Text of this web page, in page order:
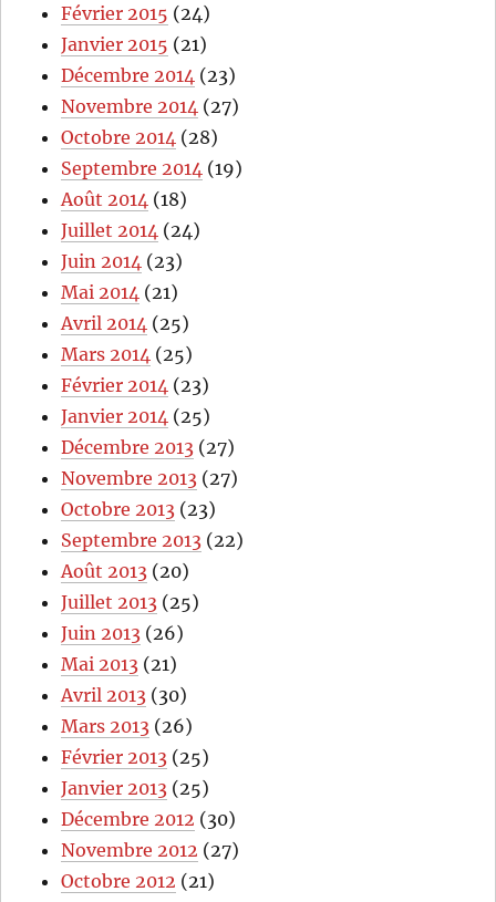
Février 2015 (24)
Janvier 2015 (21)
Décembre 2014 (23)
Novembre 2014 (27)
Octobre 2014 (28)
Septembre 2014 (19)
Août 2014 (18)
Juillet 2014 (24)
Juin 2014 (23)
Mai 2014 (21)
Avril 2014 (25)
Mars 2014 (25)
Février 2014 (23)
Janvier 2014 (25)
Décembre 2013 (27)
Novembre 2013 (27)
Octobre 2013 (23)
Septembre 2013 (22)
Août 2013 (20)
Juillet 2013 (25)
Juin 2013 (26)
Mai 2013 (21)
Avril 2013 (30)
Mars 2013 (26)
Février 2013 (25)
Janvier 2013 (25)
Décembre 2012 (30)
Novembre 2012 (27)
Octobre 2012 (21)